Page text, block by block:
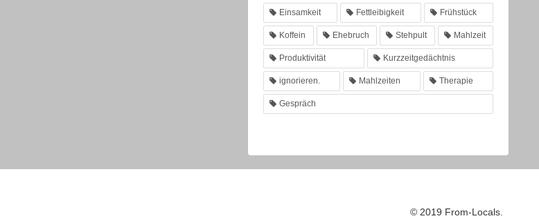
Einsamkeit Fettleibigkeit Frühstück
Koffein Ehebruch Stehpult Mahlzeit
Produktivität Kurzzeitgedächtnis
ignorieren. Mahlzeiten Therapie
Gespräch
© 2019 From-Locals.